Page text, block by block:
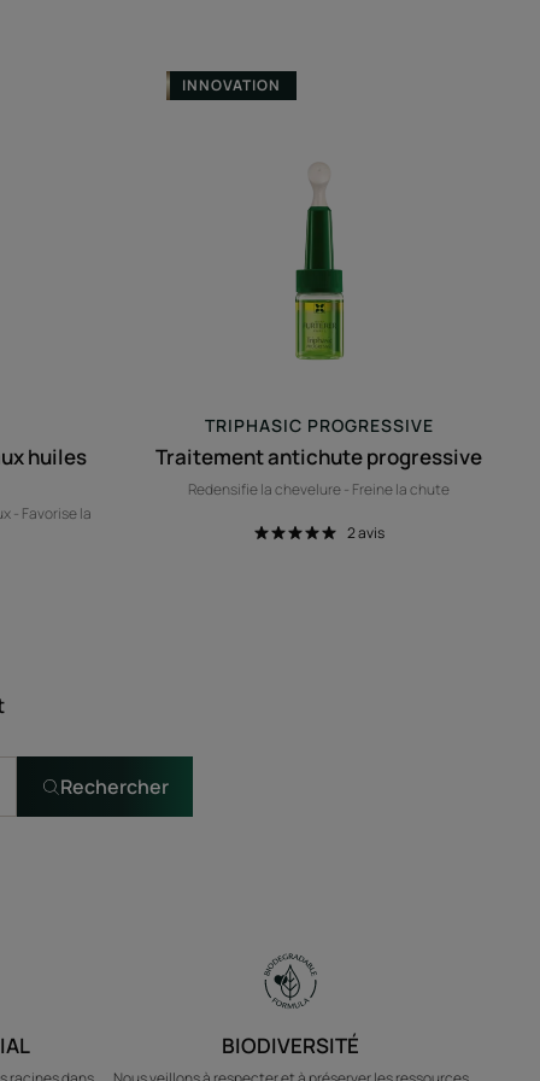
huiles
- Favorise la
INNOVATION
TRIPHASIC PROGRESSIVE
Traitement antichute progressive
Redensifie la chevelure - Freine la chute
2avis
Rechercher
BIODIVERSITÉ